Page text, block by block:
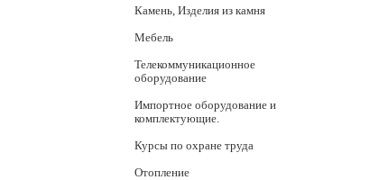
Камень, Изделия из камня
Мебель
Телекоммуникационное
оборудование
Импортное оборудование и
комплектующие.
Курсы по охране труда
Отопление